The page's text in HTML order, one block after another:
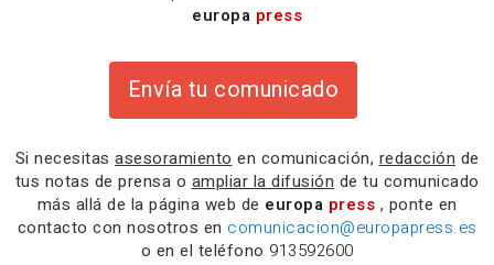
europa press
Envía tu comunicado
Si necesitas asesoramiento en comunicación, redacción de
tus notas de prensa o ampliar la difusión de tu comunicado
más allá de la página web de europa press , ponte en
contacto con nosotros en comunicacion@europapress.es
o en el teléfono 913592600